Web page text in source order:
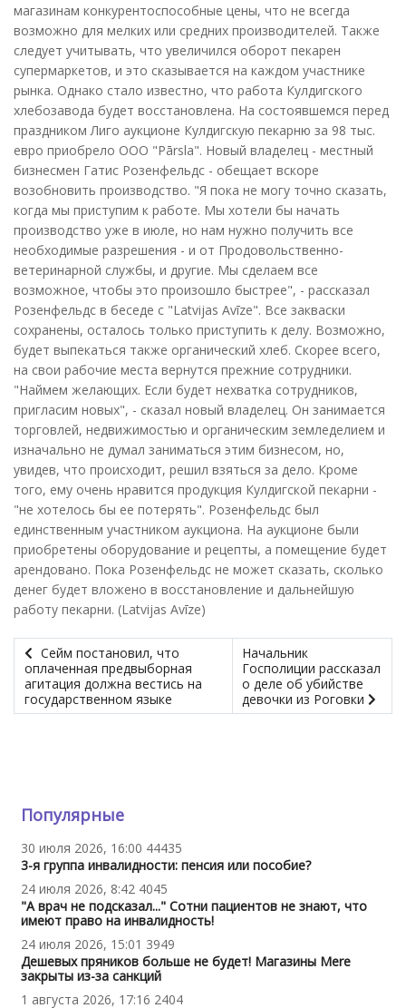
магазинам конкурентоспособные цены, что не всегда
возможно для мелких или средних производителей. Также
следует учитывать, что увеличился оборот пекарен
супермаркетов, и это сказывается на каждом участнике
рынка. Однако стало известно, что работа Кулдигского
хлебозавода будет восстановлена. На состоявшемся перед
праздником Лиго аукционе Кулдигскую пекарню за 98 тыс.
евро приобрело ООО "Pārsla". Новый владелец - местный
бизнесмен Гатис Розенфельдс - обещает вскоре
возобновить производство. "Я пока не могу точно сказать,
когда мы приступим к работе. Мы хотели бы начать
производство уже в июле, но нам нужно получить все
необходимые разрешения - и от Продовольственно-
ветеринарной службы, и другие. Мы сделаем все
возможное, чтобы это произошло быстрее", - рассказал
Розенфельдс в беседе с "Latvijas Avīze". Все закваски
сохранены, осталось только приступить к делу. Возможно,
будет выпекаться также органический хлеб. Скорее всего,
на свои рабочие места вернутся прежние сотрудники.
"Наймем желающих. Если будет нехватка сотрудников,
пригласим новых", - сказал новый владелец. Он занимается
торговлей, недвижимостью и органическим земледелием и
изначально не думал заниматься этим бизнесом, но,
увидев, что происходит, решил взяться за дело. Кроме
того, ему очень нравится продукция Кулдигской пекарни -
"не хотелось бы ее потерять". Розенфельдс был
единственным участником аукциона. На аукционе были
приобретены оборудование и рецепты, а помещение будет
арендовано. Пока Розенфельдс не может сказать, сколько
денег будет вложено в восстановление и дальнейшую
работу пекарни. (Latvijas Avīze)
Сейм постановил, что
оплаченная предвыборная
агитация должна вестись на
государственном языке
Начальник
Госполиции рассказал
о деле об убийстве
девочки из Роговки
Популярные
30 июля 2026, 16:00 44435
3-я группа инвалидности: пенсия или пособие?
24 июля 2026, 8:42 4045
"А врач не подсказал..." Сотни пациентов не знают, что
имеют право на инвалидность!
24 июля 2026, 15:01 3949
Дешевых пряников больше не будет! Магазины Mere
закрыты из-за санкций
1 августа 2026, 17:16 2404